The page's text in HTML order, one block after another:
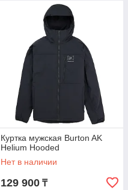
Куртка мужская Burton AK
Helium Hooded
Нет в наличии
129 900 ₸